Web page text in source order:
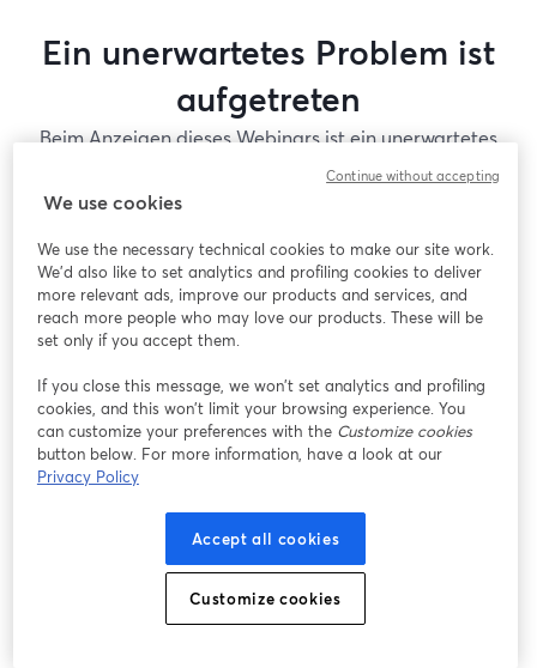
Ein unerwartetes Problem ist
aufgetreten
Beim Anzeigen dieses Webinars ist ein unerwartetes
Problem aufgetreten. Bitte versuchen Sie, die Seite
Gibt es Probleme?
wird in einem neuen Tab geöffnet
We use cookies
We use the necessary technical cookies to make our site work.
We'd also like to set analytics and profiling cookies to deliver
more relevant ads, improve our products and services, and
reach more people who may love our products. These will be
set only if you accept them.
If you close this message, we won’t set analytics and profiling
cookies, and this won’t limit your browsing experience. You
can customize your preferences with the Customize cookies
button below. For more information, have a look at our
Privacy Policy
Accept all cookies
Customize cookies
Continue without accepting